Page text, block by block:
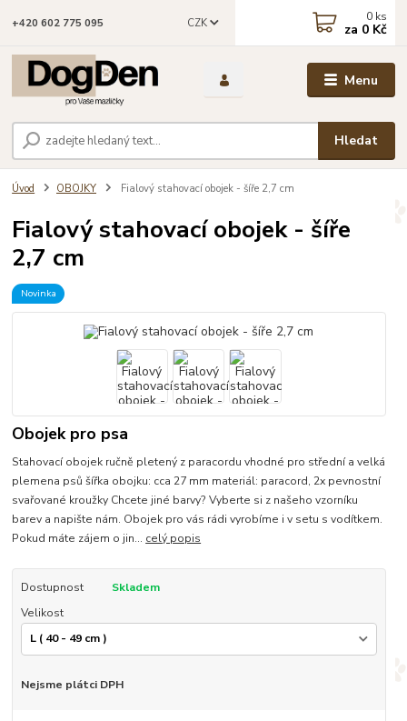
Menu
CZK
Hledat
+420 602 775 095 0 ks
za 0 Kč
Úvod OBOJKY Fialový stahovací obojek - šíře 2,7 cm
Fialový stahovací obojek - šíře
2,7 cm
Novinka
Obojek pro psa
Stahovací obojek ručně pletený z paracordu vhodné pro střední a velká
plemena psů šířka obojku: cca 27 mm materiál: paracord, 2x pevnostní
svařované kroužky Chcete jiné barvy? Vyberte si z našeho vzorníku
barev a napište nám. Obojek pro vás rádi vyrobíme i v setu s vodítkem.
Pokud máte zájem o jin... celý popis
Dostupnost
Skladem
Velikost
Nejsme plátci DPH